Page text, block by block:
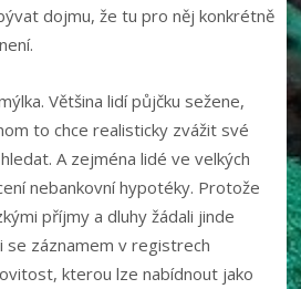
dojmu, že tu pro něj konkrétně
Většina lidí půjčku sežene,
to chce realisticky zvážit své
A zejména lidé ve velkých
nebankovní hypotéky. Protože
příjmy a dluhy žádali jinde
se záznamem v registrech
kterou lze nabídnout jako